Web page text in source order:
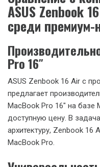
Для разработчиков
Ryzen AI 9
компиляцию
работать с